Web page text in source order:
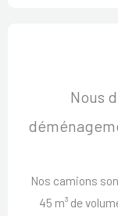
Nous
Nos camions
45 m³ de